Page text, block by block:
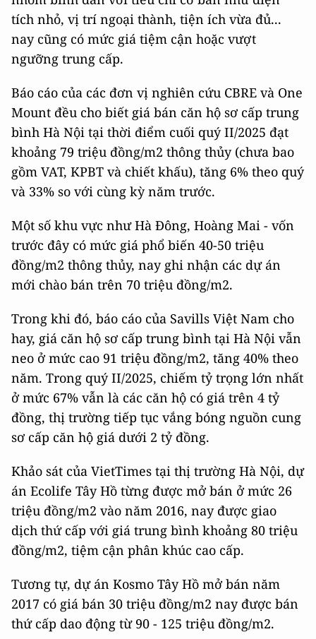
tích nhỏ, vị trí ngoại thành, tiện ích vừa đủ...
nay cũng có mức giá tiệm cận hoặc vượt
ngưỡng trung cấp.
Báo cáo của các đơn vị nghiên cứu CBRE và One
Mount đều cho biết giá bán căn hộ sơ cấp trung
bình Hà Nội tại thời điểm cuối quý II/2025 đạt
khoảng 79 triệu đồng/m2 thông thủy (chưa bao
gồm VAT, KPBT và chiết khấu), tăng 6% theo quý
và 33% so với cùng kỳ năm trước.
Một số khu vực như Hà Đông, Hoàng Mai - vốn
trước đây có mức giá phổ biến 40-50 triệu
đồng/m2 thông thủy, nay ghi nhận các dự án
mới chào bán trên 70 triệu đồng/m2.
Trong khi đó, báo cáo của Savills Việt Nam cho
hay, giá căn hộ sơ cấp trung bình tại Hà Nội vẫn
neo ở mức cao 91 triệu đồng/m2, tăng 40% theo
năm. Trong quý II/2025, chiếm tỷ trọng lớn nhất
ở mức 67% vẫn là các căn hộ có giá trên 4 tỷ
đồng, thị trường tiếp tục vắng bóng nguồn cung
sơ cấp căn hộ giá dưới 2 tỷ đồng.
Khảo sát của VietTimes tại thị trường Hà Nội, dự
án Ecolife Tây Hồ từng được mở bán ở mức 26
triệu đồng/m2 vào năm 2016, nay được giao
dịch thứ cấp với giá trung bình khoảng 80 triệu
đồng/m2, tiệm cận phân khúc cao cấp.
Tương tự, dự án Kosmo Tây Hồ mở bán năm
2017 có giá bán 30 triệu đồng/m2 nay được bán
thứ cấp dao động từ 90 - 125 triệu đồng/m2.